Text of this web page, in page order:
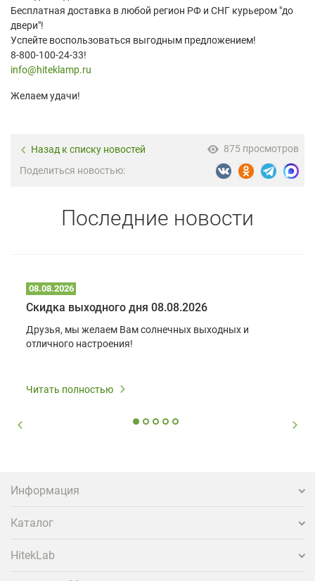
Бесплатная доставка в любой регион РФ и СНГ курьером "до
двери"!
Успейте воспользоваться выгодным предложением!
8-800-100-24-33!
info@hiteklamp.ru
Желаем удачи!
Назад к списку новостей
875 просмотров
Поделиться новостью:
Последние новости
08.08.2026
Скидка выходного дня 08.08.2026
Друзья, мы желаем Вам солнечных выходных и
отличного настроения!
Читать полностью
Информация
Каталог
HitekLab